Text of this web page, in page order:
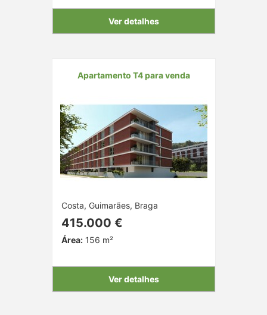
Ver detalhes
Apartamento T4 para venda
Costa, Guimarães, Braga
415.000 €
Área:156 m²
Ver detalhes